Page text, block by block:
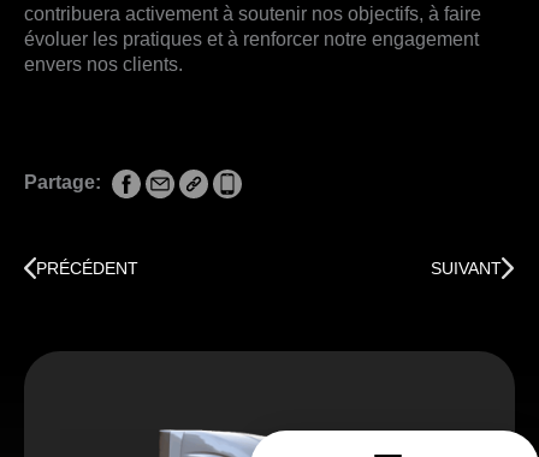
contribuera activement à soutenir nos objectifs, à faire
évoluer les pratiques et à renforcer notre engagement
envers nos clients.
Partage:
Précédent
PRÉCÉDENT SUIVANT